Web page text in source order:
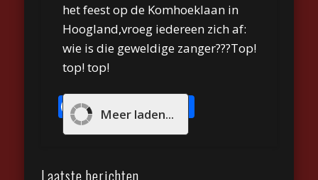
het feest op de Komhoeklaan in
Hoogland,vroeg iedereen zich af:
wie is die geweldige zanger???Top!
top! top!
Meer laden...
Facebook
Twitter
EmailWhatsApp